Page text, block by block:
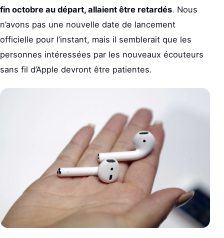
fin octobre au départ, allaient être retardés. Nous
n’avons pas une nouvelle date de lancement
officielle pour l’instant, mais il semblerait que les
personnes intéressées par les nouveaux écouteurs
sans fil d’Apple devront être patientes.